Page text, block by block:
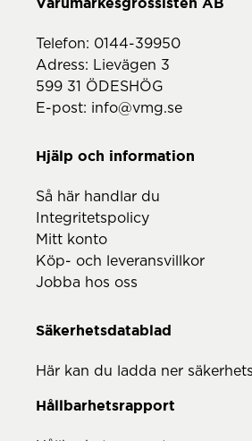
Telefon: 0144-39950
Adress: Lievägen 3
599 31 ÖDESHÖG
E-post: info@vmg.se
Hjälp och information
Så här handlar du
Integritetspolicy
Mitt konto
Köp- och leveransvillkor
Jobba hos oss
Säkerhetsdatablad
Här kan du ladda ner
Hållbarhetsrapport